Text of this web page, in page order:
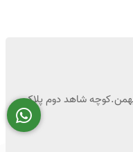
شاهد.شهرک۲۲بهمن.کوچه شاهد دوم پلاک